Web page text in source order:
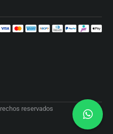
reservados